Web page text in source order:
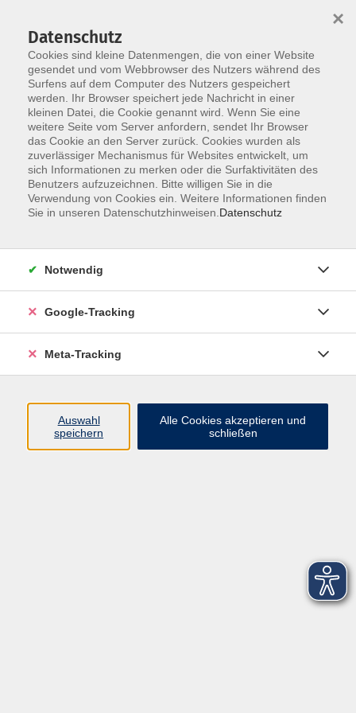
Skip to main content
Der Kurs konnte nicht gefunden werden.
Über uns
Datenschutz
Cookies sind kleine Datenmengen, die von einer Website
gesendet und vom Webbrowser des Nutzers während des
Surfens auf dem Computer des Nutzers gespeichert
werden. Ihr Browser speichert jede Nachricht in einer
kleinen Datei, die Cookie genannt wird. Wenn Sie eine
weitere Seite vom Server anfordern, sendet Ihr Browser
das Cookie an den Server zurück. Cookies wurden als
zuverlässiger Mechanismus für Websites entwickelt, um
sich Informationen zu merken oder die Surfaktivitäten des
Benutzers aufzuzeichnen. Bitte willigen Sie in die
Verwendung von Cookies ein. Weitere Informationen finden
Sie in unseren Datenschutzhinweisen. Datenschutz
×
Notwendig
Google-Tracking
Meta-Tracking
Auswahl
speichern
Alle Cookies akzeptieren und
schließen